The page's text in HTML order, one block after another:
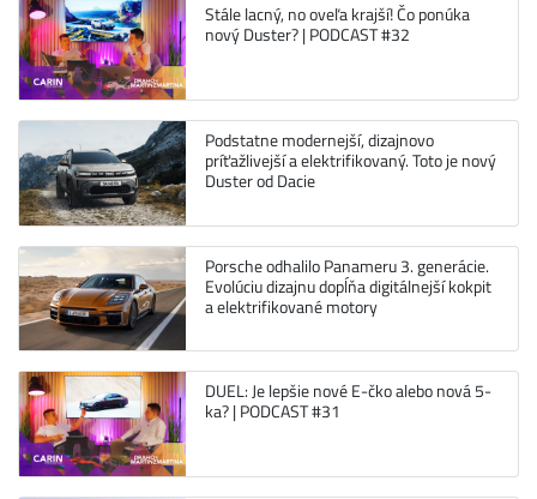
Stále lacný, no oveľa krajší! Čo ponúka
nový Duster? | PODCAST #32
Podstatne modernejší, dizajnovo
príťažlivejší a elektrifikovaný. Toto je nový
Duster od Dacie
Porsche odhalilo Panameru 3. generácie.
Evolúciu dizajnu dopĺňa digitálnejší kokpit
a elektrifikované motory
DUEL: Je lepšie nové E-čko alebo nová 5-
ka? | PODCAST #31